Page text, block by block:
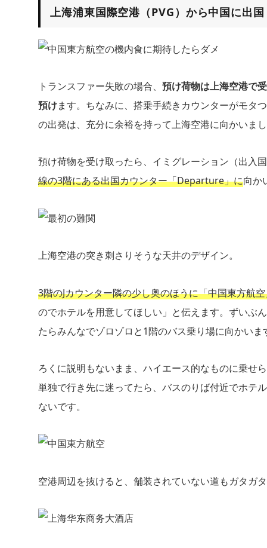
上海浦東国際空港（PVG）から中国に出国
トランスファー失敗の場合、 預け荷物は上海空港で
預けます。ちなみに、搭乗手続きカウンターがモタ
の出発は、充分に余裕を持って上海空港に向かいま
預け荷物を受け取ったら、イミグレーション（出入
線の3階にある出国カウンター「Departure」に向か
上海空港の突き刺さりそうな天井のデザイン。
3階のJカウンター隣の少し奥のほうに「中国東方航
のでホテルを用意してほしい」と伝えます。ずいぶ
たらみんなでゾロゾロと1階のバス乗り場に向かいま
ろくに説明もないまま、ハイエース的なものに乗せ
単独で行き先に迷ってたら、バスのりば付近でホテ
ないです。
空港周辺を抜けると、舗装されていない道もガタガ